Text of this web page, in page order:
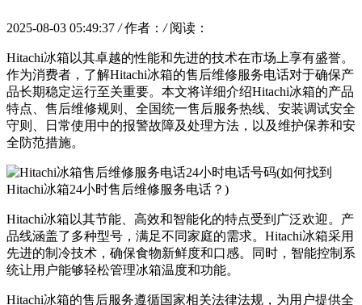
2025-08-03 05:49:37 / 作者： / 阅读：
Hitachi冰箱以其卓越的性能和先进的技术在市场上享有盛誉。
作为消费者，了解Hitachi冰箱的售后维修服务电话对于确保产
品长期稳定运行至关重要。本文将详细介绍Hitachi冰箱的产品
特点、售后维修规则、全国统一售后服务热线、安装调试安全
守则、日常使用中的报警故障及处理方法，以及维护保养和安
全防范措施。
Hitachi冰箱以其节能、高效和智能化的特点受到广泛欢迎。产
品线涵盖了多种型号，满足不同家庭的需求。Hitachi冰箱采用
先进的制冷技术，确保食物新鲜度和口感。同时，智能控制系
统让用户能够轻松管理冰箱温度和功能。
Hitachi冰箱的售后服务遵循国家相关法律法规，为用户提供全